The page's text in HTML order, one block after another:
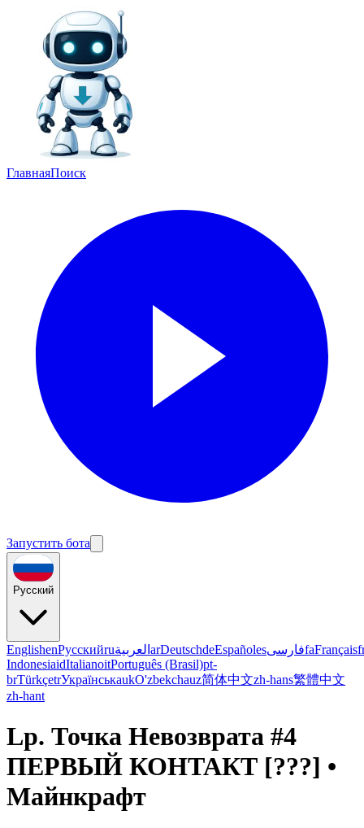
ГлавнаяПоиск
Запустить бота
Русский
EnglishenРусскийruالعربية arDeutschdeEspañolesفارسیfaFrançais
IndonesiaidItalianoitPortuguês (Brasil)pt-
brTürkçetrУкраїнськаukO'zbekchauz简体中文zh-hans繁體中文
zh-hant
Lp. Точка Невозврата #4
ПЕРВЫЙ КОНТАКТ [???] •
Майнкрафт